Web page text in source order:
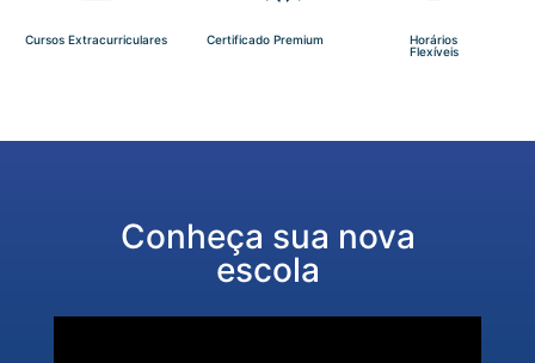
Cursos Extracurriculares Certificado Premium
Horários
Flexíveis
Conheça sua nova
escola